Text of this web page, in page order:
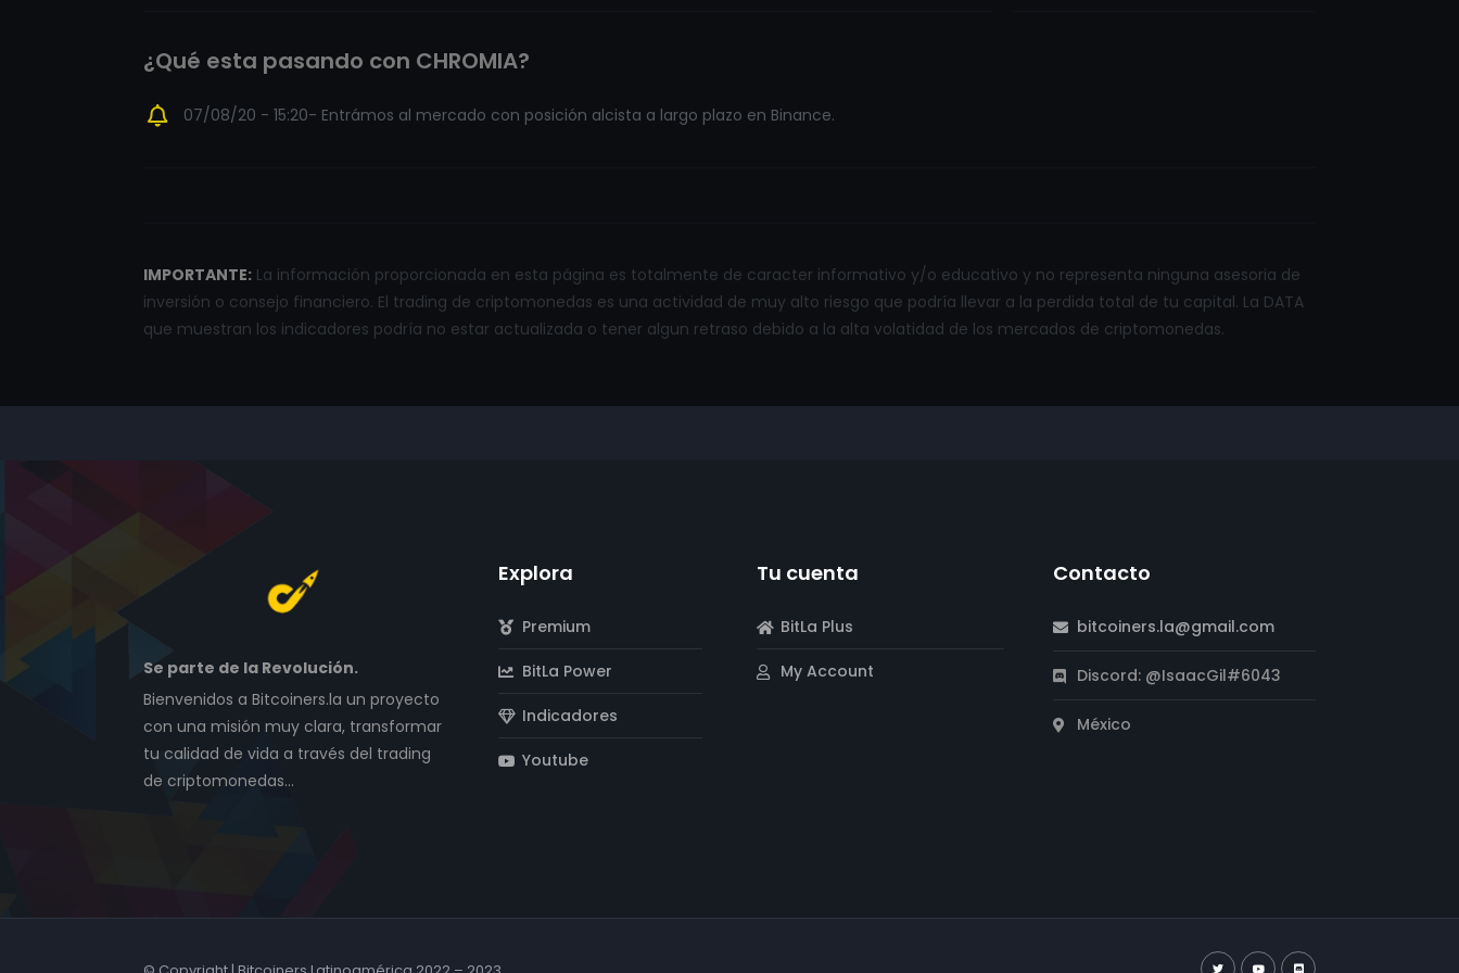
¿Qué esta pasando con CHROMIA?
07/08/20 - 15:20- Entrámos al mercado con posición alcista a largo plazo en Binance.
IMPORTANTE: La información proporcionada en esta página es totalmente de caracter informativo y/o educativo y no representa ninguna asesoria de
inversión o consejo financiero. El trading de criptomonedas es una actividad de muy alto riesgo que podría llevar a la perdida total de tu capital. La DATA
que muestran los indicadores podría no estar actualizada o tener algun retraso debido a la alta volatidad de los mercados de criptomonedas.
Se parte de la Revolución.
Bienvenidos a Bitcoiners.la un proyecto
con una misión muy clara, transformar
tu calidad de vida a través del trading
de criptomonedas…
Explora
Premium
BitLa Power
Indicadores
Youtube
Tu cuenta
BitLa Plus
My Account
Contacto
bitcoiners.la@gmail.com
Discord: @IsaacGil#6043
México